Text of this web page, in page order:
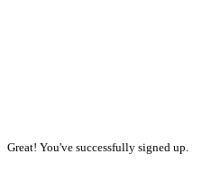
Great! You've successfully signed up.